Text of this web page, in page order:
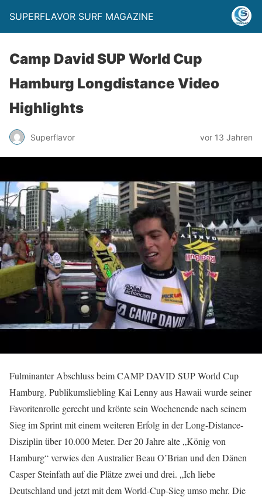
SUPERFLAVOR SURF MAGAZINE
Camp David SUP World Cup
Hamburg Longdistance Video
Highlights
Superflavor vor 13 Jahren
Fulminanter Abschluss beim CAMP DAVID SUP World Cup
Hamburg. Publikumsliebling Kai Lenny aus Hawaii wurde seiner
Favoritenrolle gerecht und krönte sein Wochenende nach seinem
Sieg im Sprint mit einem weiteren Erfolg in der Long-Distance-
Disziplin über 10.000 Meter. Der 20 Jahre alte „König von
Hamburg“ verwies den Australier Beau O’Brian und den Dänen
Casper Steinfath auf die Plätze zwei und drei. „Ich liebe
Deutschland und jetzt mit dem World-Cup-Sieg umso mehr. Die